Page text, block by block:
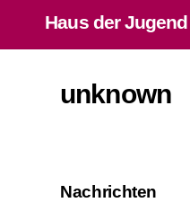
Haus der
unknown
Nachrichten